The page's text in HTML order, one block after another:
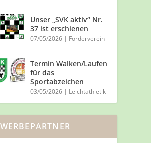
Unser „SVK aktiv“ Nr.
37 ist erschienen
07/05/2026| Förderverein
Termin Walken/Laufen
für das
Sportabzeichen
03/05/2026| Leichtathletik
WERBEPARTNER